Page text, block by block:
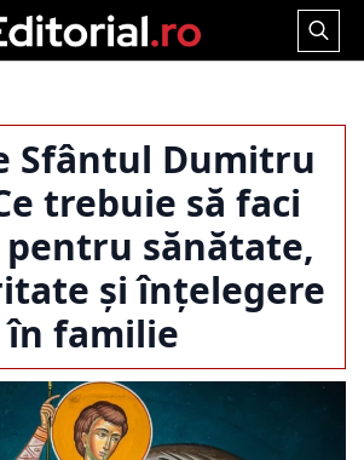
Search
Sfântul Dumitru
trebuie să faci
pentru sănătate,
și înțelegere
în familie